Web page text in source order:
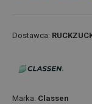
Dostawca:
Marka: Classen